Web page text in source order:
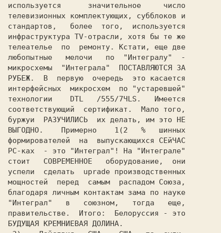
используется      значительное     число
телевизионных комплектующих, субблоков и
стандартов,   более  того,  используется
инфраструктура TV-отрасли, хотя бы те же
телеателье  по  ремонту. Кстати, еще две
любопытные   мелочи   по  "Интегралу"  -
микросхемы  "Интеграла"  ПОСТАВЛЯЮТСЯ ЗА
РУБЕЖ.  В  первую  очередь  это касается
интерфейсных  микросхем  по "устаревшей"
технологии    DTL   /555/7ЧLS.   Имеется
соответствующий  сертификат.  Мало того,
буржуи  РАЗУЧИЛИСЬ  их делать, им это НЕ
ВЫГОДНО.    Примерно    1(2   %   шинных
формирователей  на  выпускающихся СЕйЧАС
стоит   СОВРЕМЕННОЕ   оборудование,  они
успели  сделать  uprade производственных
мощностей  перед  самым  распадом Союза,
благодаря личным контактам зама по науке
"Интеграл"   в   союзном,   тогда   еще,
правительстве.  Итого:  Белоруссия - это
БУДУЩАЯ КРЕМНИЕВАЯ ДОЛИНА.